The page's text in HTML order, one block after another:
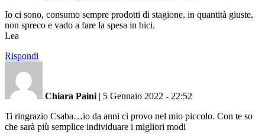
Io ci sono, consumo sempre prodotti di stagione, in quantità giuste,
non spreco e vado a fare la spesa in bici.
Lea
Rispondi
Chiara Paini | 5 Gennaio 2022 - 22:52
Ti ringrazio Csaba…io da anni ci provo nel mio piccolo. Con te so
che sarà più semplice individuare i migliori modi